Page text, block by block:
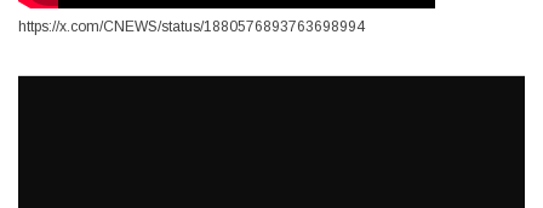
https://x.com/CNEWS/status/1880576893763698994